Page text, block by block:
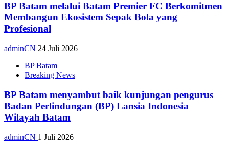
BP Batam melalui Batam Premier FC Berkomitmen
Membangun Ekosistem Sepak Bola yang
Profesional
adminCN 24 Juli 2026
BP Batam
Breaking News
BP Batam menyambut baik kunjungan pengurus
Badan Perlindungan (BP) Lansia Indonesia
Wilayah Batam
adminCN 1 Juli 2026